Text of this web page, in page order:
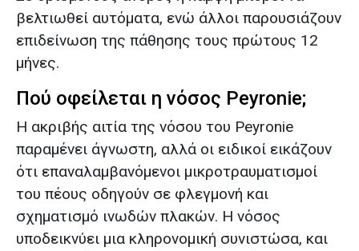
βελτιωθεί αυτόματα, ενώ άλλοι παρουσιάζουν
επιδείνωση της πάθησης τους πρώτους 12
μήνες.
Πού οφείλεται η νόσος Peyronie;
Η ακριβής αιτία της νόσου του Peyronie
παραμένει άγνωστη, αλλά οι ειδικοί εικάζουν
ότι επαναλαμβανόμενοι μικροτραυματισμοί
του πέους οδηγούν σε φλεγμονή και
σχηματισμό ινωδών πλακών. Η νόσος
υποδεικνύει μια κληρονομική συνιστώσα, και